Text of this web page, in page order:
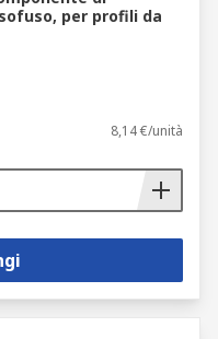
per profili da
8,14 €/unità